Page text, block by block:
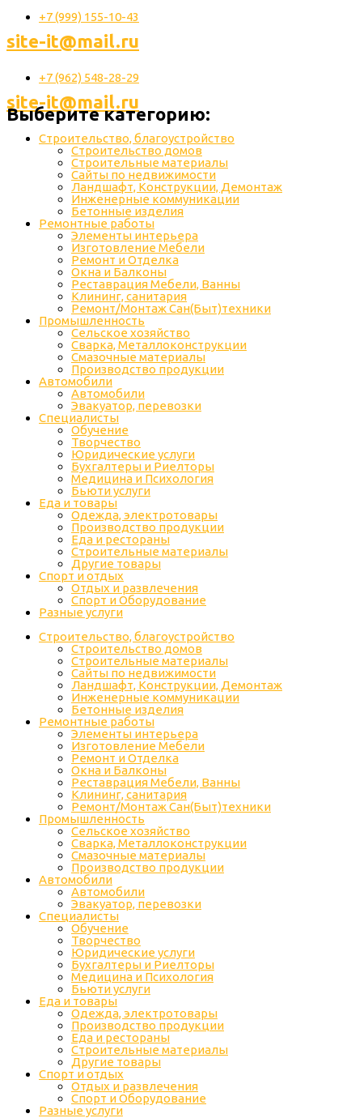
+7 (999) 155-10-43
site-it@mail.ru
+7 (962) 548-28-29
site-it@mail.ru
Выберите категорию:
Строительство, благоустройство
Строительство домов
Строительные материалы
Сайты по недвижимости
Ландшафт, Конструкции, Демонтаж
Инженерные коммуникации
Бетонные изделия
Ремонтные работы
Элементы интерьера
Изготовление Мебели
Ремонт и Отделка
Окна и Балконы
Реставрация Мебели, Ванны
Клининг, санитария
Ремонт/Монтаж Сан(Быт)техники
Промышленность
Cельское хозяйство
Сварка, Металлоконструкции
Cмазочные материалы
Производство продукции
Автомобили
Автомобили
Эвакуатор, перевозки
Специалисты
Обучение
Творчество
Юридические услуги
Бухгалтеры и Риелторы
Медицина и Психология
Бьюти услуги
Еда и товары
Одежда, электротовары
Производство продукции
Еда и рестораны
Строительные материалы
Другие товары
Спорт и отдых
Отдых и развлечения
Спорт и Оборудование
Разные услуги
Строительство, благоустройство
Строительство домов
Строительные материалы
Сайты по недвижимости
Ландшафт, Конструкции, Демонтаж
Инженерные коммуникации
Бетонные изделия
Ремонтные работы
Элементы интерьера
Изготовление Мебели
Ремонт и Отделка
Окна и Балконы
Реставрация Мебели, Ванны
Клининг, санитария
Ремонт/Монтаж Сан(Быт)техники
Промышленность
Cельское хозяйство
Сварка, Металлоконструкции
Cмазочные материалы
Производство продукции
Автомобили
Автомобили
Эвакуатор, перевозки
Специалисты
Обучение
Творчество
Юридические услуги
Бухгалтеры и Риелторы
Медицина и Психология
Бьюти услуги
Еда и товары
Одежда, электротовары
Производство продукции
Еда и рестораны
Строительные материалы
Другие товары
Спорт и отдых
Отдых и развлечения
Спорт и Оборудование
Разные услуги